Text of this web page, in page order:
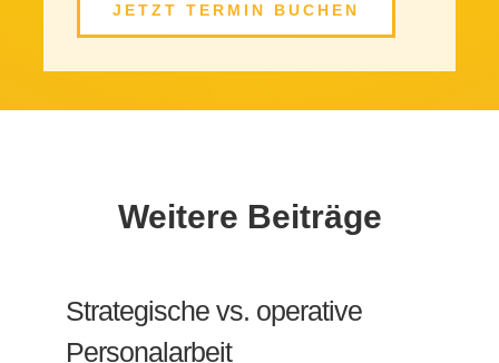
JETZT TERMIN BUCHEN
Weitere Beiträge
Strategische vs. operative
Personalarbeit